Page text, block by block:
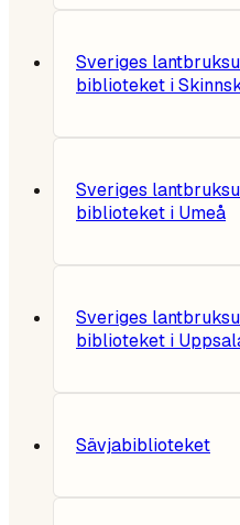
Sveriges
biblioteket i
Sveriges
biblioteket i Umeå
Sveriges
biblioteket i
Sävjabiblioteket